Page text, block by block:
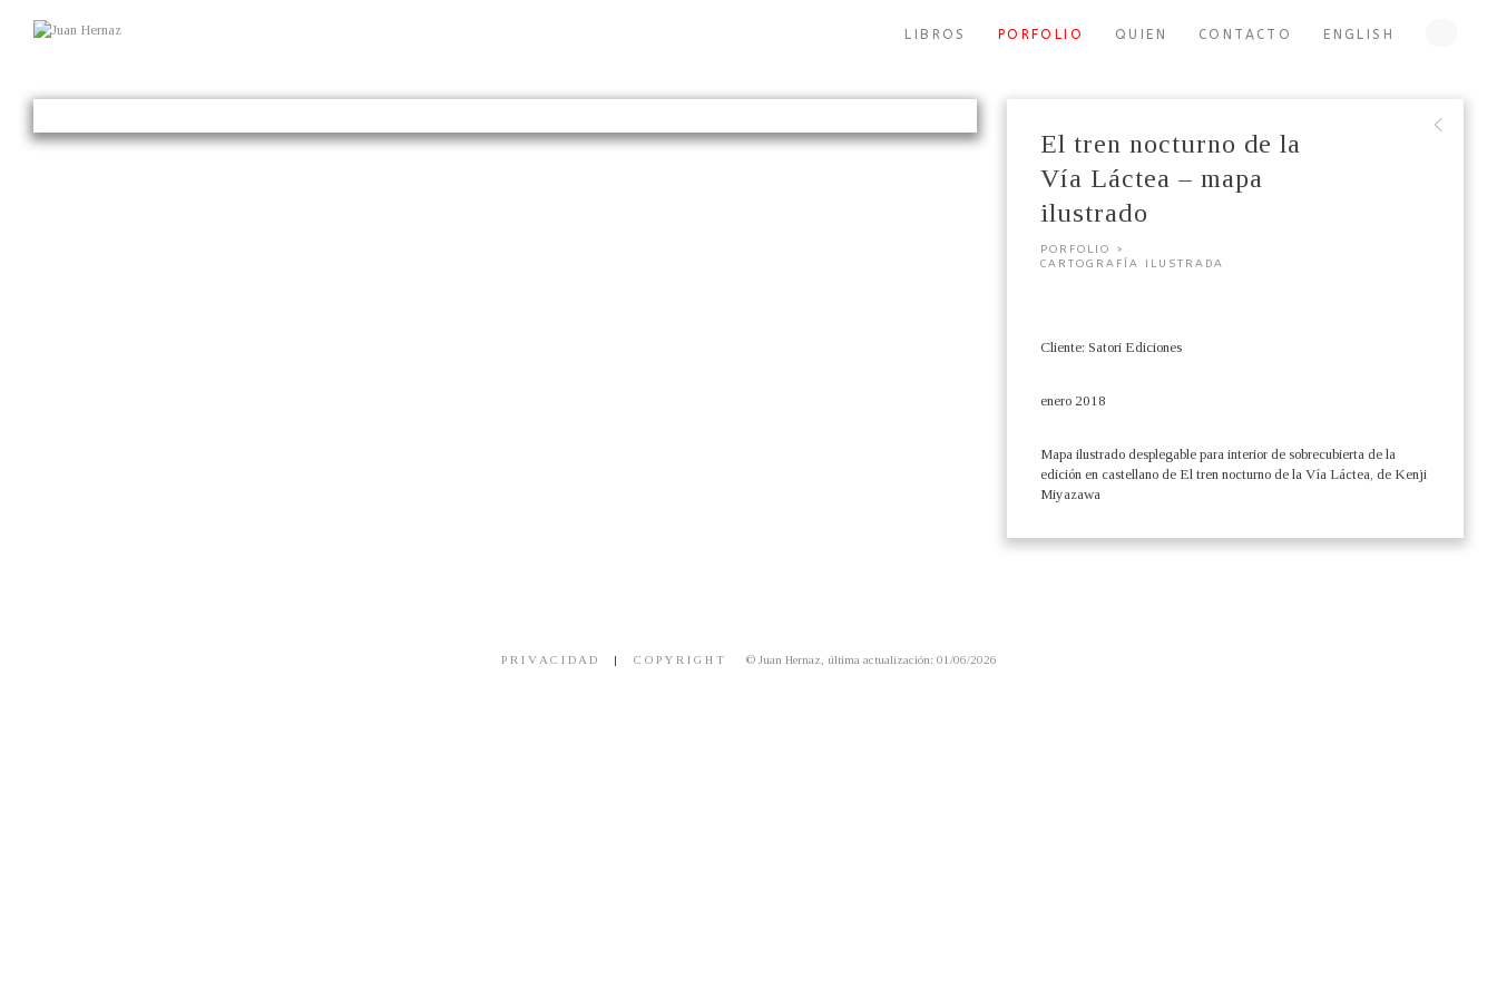
LIBROS PORFOLIO QUIEN CONTACTO ENGLISH
El tren nocturno de la
Vía Láctea – mapa
ilustrado
∟
PORFOLIO >
CARTOGRAFÍA ILUSTRADA
Cliente: Satori Ediciones
enero 2018
Mapa ilustrado desplegable para interior de sobrecubierta de la
edición en castellano de El tren nocturno de la Vía Láctea, de Kenji
Miyazawa
P R I V A C I D A D| C O P Y R I G H T © Juan Hernaz, última actualización: 01/06/2026